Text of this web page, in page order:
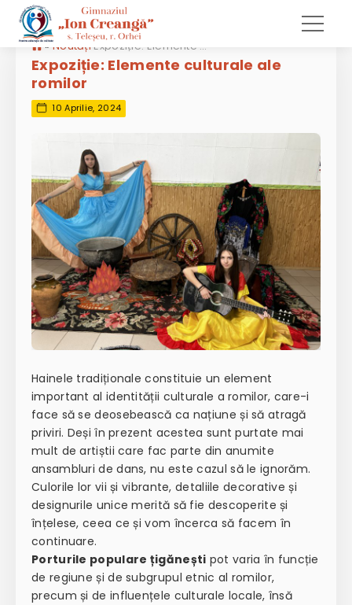
»Noutăți Expoziție: Elemente culturale ale romilor
Expoziție: Elemente culturale ale
romilor
10 Aprilie, 2024
Hainele tradiționale constituie un element
important al identității culturale a romilor, care-i
face să se deosebească ca națiune și să atragă
priviri. Deși în prezent acestea sunt purtate mai
mult de artiștii care fac parte din anumite
ansambluri de dans, nu este cazul să le ignorăm.
Culorile lor vii și vibrante, detaliile decorative și
designurile unice merită să fie descoperite și
înțelese, ceea ce și vom încerca să facem în
continuare.
Porturile populare țigănești pot varia în funcție
de regiune și de subgrupul etnic al romilor,
precum și de influențele culturale locale, însă